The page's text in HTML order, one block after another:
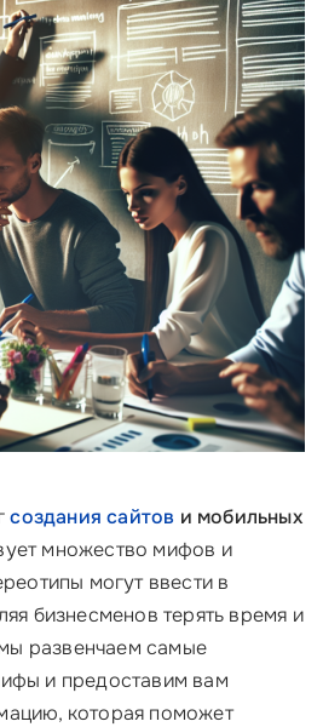
создания сайтов и мобильных
множество мифов и
могут ввести в
бизнесменов терять время и
развенчаем самые
и предоставим вам
которая поможет